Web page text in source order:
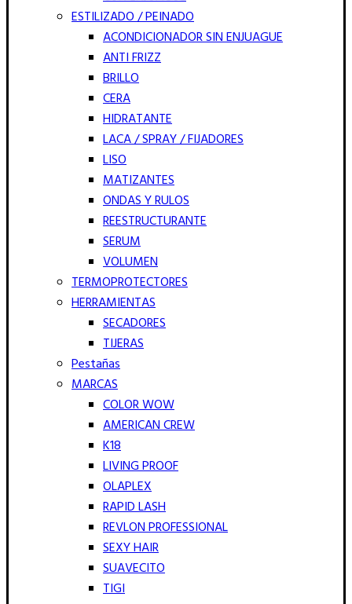
ESTILIZADO / PEINADO
ACONDICIONADOR SIN ENJUAGUE
ANTI FRIZZ
BRILLO
CERA
HIDRATANTE
LACA / SPRAY / FIJADORES
LISO
MATIZANTES
ONDAS Y RULOS
REESTRUCTURANTE
SERUM
VOLUMEN
TERMOPROTECTORES
HERRAMIENTAS
SECADORES
TIJERAS
Pestañas
MARCAS
COLOR WOW
AMERICAN CREW
K18
LIVING PROOF
OLAPLEX
RAPID LASH
REVLON PROFESSIONAL
SEXY HAIR
SUAVECITO
TIGI